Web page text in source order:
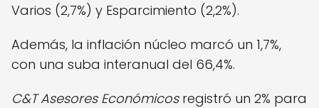
Varios (2,7%) y Esparcimiento (2,2%).
Además, la inflación núcleo marcó un 1,7%,
con una suba interanual del 66,4%.
C&T Asesores Económicosregistró un 2% para